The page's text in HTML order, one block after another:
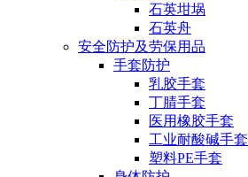
石英坩埚
石英舟
安全防护及劳保用品
手套防护
乳胶手套
丁腈手套
医用橡胶手套
工业耐酸碱手套
塑料PE手套